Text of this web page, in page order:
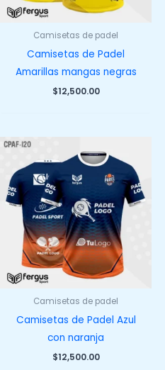
Camisetas de padel
Camisetas de Padel
Amarillas mangas negras
$12,500.00
Camisetas de padel
Camisetas de Padel Azul
con naranja
$12,500.00